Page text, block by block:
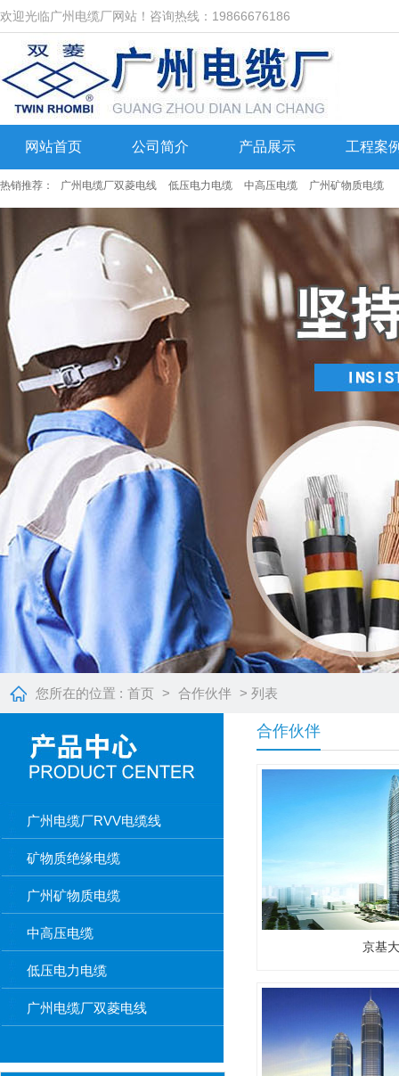
欢迎光临广州电缆厂网站！咨询热线：19866676186
网站首页 公司简介 产品展示 工程案
热销推荐： 广州电缆厂双菱电线 低压电力电缆 中高压电缆 广州矿物质电缆
您所在的位置 : 首页 > 合作伙伴 > 列表
广州电缆厂RVV电缆线
矿物质绝缘电缆
广州矿物质电缆
中高压电缆
低压电力电缆
广州电缆厂双菱电线
合作伙伴
京基